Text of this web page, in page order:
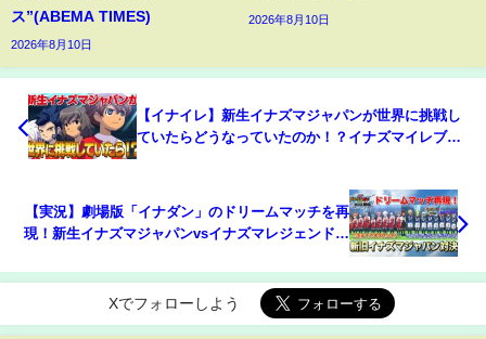
ス”(ABEMA TIMES)
2026年8月10日
2026年8月10日
【イナイレ】新生イナズマジャパンが世界に挑戦し
ていたらどうなっていたのか！？イナズマイレブン
【実況】劇場版「イナダン」のドリームマッチを再
現！新生イナズマジャパンvsイナズマレジェンドジ
Xでフォローしよう